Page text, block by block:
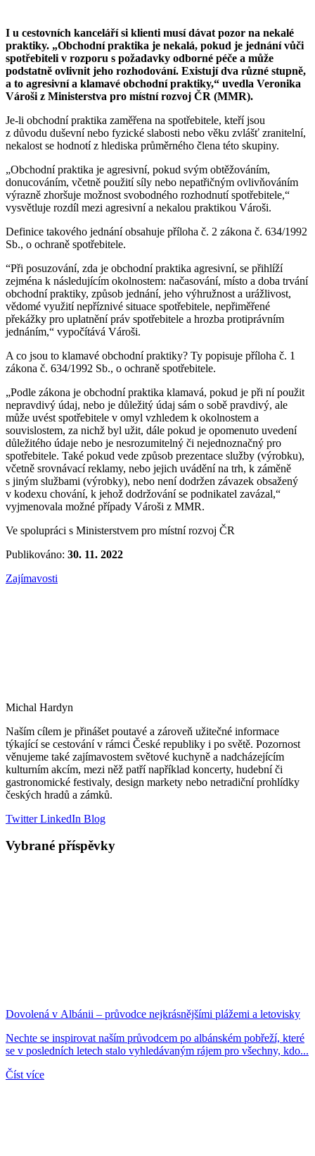
I u cestovních kanceláří si klienti musí dávat pozor na nekalé
praktiky. „Obchodní praktika je nekalá, pokud je jednání vůči
spotřebiteli v rozporu s požadavky odborné péče a může
podstatně ovlivnit jeho rozhodování. Existují dva různé stupně,
a to agresivní a klamavé obchodní praktiky,“ uvedla Veronika
Vároši z Ministerstva pro místní rozvoj ČR (MMR).
Je-li obchodní praktika zaměřena na spotřebitele, kteří jsou
z důvodu duševní nebo fyzické slabosti nebo věku zvlášť zranitelní,
nekalost se hodnotí z hlediska průměrného člena této skupiny.
„Obchodní praktika je agresivní, pokud svým obtěžováním,
donucováním, včetně použití síly nebo nepatřičným ovlivňováním
výrazně zhoršuje možnost svobodného rozhodnutí spotřebitele,“
vysvětluje rozdíl mezi agresivní a nekalou praktikou Vároši.
Definice takového jednání obsahuje příloha č. 2 zákona č. 634/1992
Sb., o ochraně spotřebitele.
“Při posuzování, zda je obchodní praktika agresivní, se přihlíží
zejména k následujícím okolnostem: načasování, místo a doba trvání
obchodní praktiky, způsob jednání, jeho výhružnost a urážlivost,
vědomé využití nepříznivé situace spotřebitele, nepřiměřené
překážky pro uplatnění práv spotřebitele a hrozba protiprávním
jednáním,“ vypočítává Vároši.
A co jsou to klamavé obchodní praktiky? Ty popisuje příloha č. 1
zákona č. 634/1992 Sb., o ochraně spotřebitele.
„Podle zákona je obchodní praktika klamavá, pokud je při ní použit
nepravdivý údaj, nebo je důležitý údaj sám o sobě pravdivý, ale
může uvést spotřebitele v omyl vzhledem k okolnostem a
souvislostem, za nichž byl užit, dále pokud je opomenuto uvedení
důležitého údaje nebo je nesrozumitelný či nejednoznačný pro
spotřebitele. Také pokud vede způsob prezentace služby (výrobku),
včetně srovnávací reklamy, nebo jejich uvádění na trh, k záměně
s jiným službami (výrobky), nebo není dodržen závazek obsažený
v kodexu chování, k jehož dodržování se podnikatel zavázal,“
vyjmenovala možné případy Vároši z MMR.
Ve spolupráci s Ministerstvem pro místní rozvoj ČR
Publikováno: 30. 11. 2022
Zajímavosti
Michal Hardyn
Naším cílem je přinášet poutavé a zároveň užitečné informace
týkající se cestování v rámci České republiky i po světě. Pozornost
věnujeme také zajímavostem světové kuchyně a nadcházejícím
kulturním akcím, mezi něž patří například koncerty, hudební či
gastronomické festivaly, design markety nebo netradiční prohlídky
českých hradů a zámků.
TwitterLinkedIn Blog
Vybrané příspěvky
Dovolená v Albánii – průvodce nejkrásnějšími plážemi a letovisky
Nechte se inspirovat naším průvodcem po albánském pobřeží, které
se v posledních letech stalo vyhledávaným rájem pro všechny, kdo...
Číst více